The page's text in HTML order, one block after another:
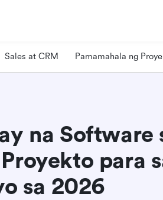
Sales at CRM Pamamahala ng
na Software
para
sa 2026